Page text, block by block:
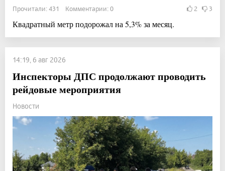
Прочитали: 431 Комментарии: 0 2 3
Квадратный метр подорожал на 5,3% за месяц.
14:19, 6 авг 2026
Инспекторы ДПС продолжают проводить
рейдовые мероприятия
Новости